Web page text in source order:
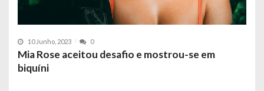
10 Junho, 2023 0
Mia Rose aceitou desafio e mostrou-se em
biquíni